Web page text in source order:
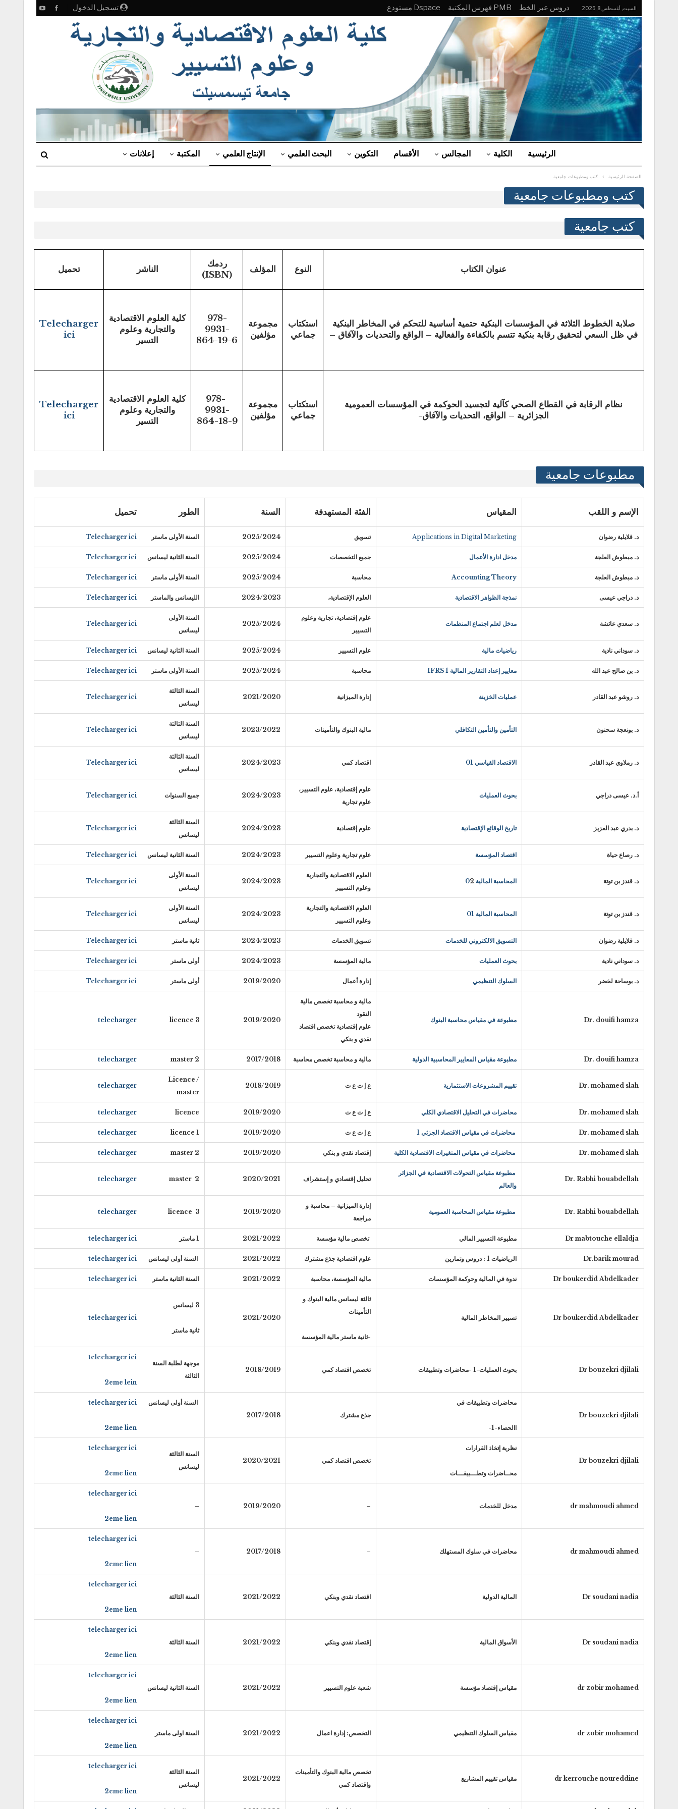
تسجيل الدخول السبت, أغسطس 8, 2026 دروس عبر الخط PMB فهرس المكتبة Dspace مستودع
الرئيسية الكلية المجالس الأقسام التكوين البحث العلمي الإنتاج العلمي المكتبة إعلانات
الصفحة الرئيسية كتب ومطبوعات جامعية
كتب ومطبوعات جامعية
كتب جامعية
عنوان الكتاب النوع المؤلف
ردمك
(ISBN)
الناشر تحميل
صلابة الخطوط الثلاثة في المؤسسات البنكية حتمية أساسية للتحكم في المخاطر البنكية
في ظل السعي لتحقيق رقابة بنكية تتسم بالكفاءة والفعالية – الواقع والتحديات والآفاق –
استكتاب
جماعي
مجموعة
مؤلفين
978-
9931-
864-19-6
كلية العلوم الاقتصادية
والتجارية وعلوم
التسير
Telecharger
ici
نظام الرقابة في القطاع الصحي كآلية لتجسيد الحوكمة في المؤسسات العمومية
الجزائرية – الواقع، التحديات والآفاق-
استكتاب
جماعي
مجموعة
مؤلفين
978-
9931-
864-18-9
كلية العلوم الاقتصادية
والتجارية وعلوم
التسير
Telecharger
ici
مطبوعات جامعية
الإسم و اللقب المقياس الفئة المستهدفة السنة الطور تحميل
د. قلايلية رضوان Applications in Digital Marketing تسويق 2025/2024 السنة الأولى ماستر Telecharger ici
د. مبطوش العلجة مدخل ادارة الأعمال جميع التخصصات 2025/2024 السنة الثانية ليسانس Telecharger ici
د. مبطوش العلجة Accounting Theory محاسبة 2025/2024 السنة الأولى ماستر Telecharger ici
د. دراجي عيسى نمذجة الظواهر الاقتصادية العلوم الإقتصادية، 2024/2023 الليسانس والماستر Telecharger ici
د. سعدي عائشة مدخل لعلم اجتماع المنظمات
علوم إقتصادية، تجارية وعلوم
التسيير
2025/2024
السنة الأولى
ليسانس
Telecharger ici
د. سوداني نادية رياضيات مالية علوم التسيير 2025/2024 السنة الثانية ليسانس Telecharger ici
د. بن صالح عبد الله معايير إعداد التقارير المالية IFRS 1 محاسبة 2025/2024 السنة الأولى ماستر Telecharger ici
د. روشو عبد القادر عمليات الخزينة إدارة الميزانية 2021/2020
السنة الثالثة
ليسانس
Telecharger ici
د. بونعجة سحنون التأمين والتأمين التكافلي مالية البنوك والتأمينات 2023/2022
السنة الثالثة
ليسانس
Telecharger ici
د. رملاوي عبد القادر الاقتصاد القياسي 01 اقتصاد كمي 2024/2023
السنة الثالثة
ليسانس
Telecharger ici
أ.د. عيسى دراجي بحوث العمليات
علوم إقتصادية، علوم التسيير،
علوم تجارية
2024/2023 جميع السنوات Telecharger ici
د. بدري عبد العزيز تاريخ الوقائع الإقتصادية علوم إقتصادية 2024/2023
السنة الثالثة
ليسانس
Telecharger ici
د. رصاع حياة اقتصاد المؤسسة علوم تجارية وعلوم التسيير 2024/2023 السنة الثانية ليسانس Telecharger ici
د. قندز بن توتة المحاسبة المالية 0 2
العلوم الاقتصادية والتجارية
وعلوم التسيير
2024/2023
السنة الأولى
ليسانس
Telecharger ici
د. قندز بن توتة المحاسبة المالية 01
العلوم الاقتصادية والتجارية
وعلوم التسيير
2024/2023
السنة الأولى
ليسانس
Telecharger ici
د. قلايلية رضوان التسويق الالكتروني للخدمات تسويق الخدمات 2024/2023 ثانية ماستر Telecharger ici
د. سوداني نادية بحوث العمليات مالية المؤسسة 2024/2023 أولى ماستر Telecharger ici
د. بوساحة لخضر السلوك التنظيمي إدارة أعمال 2019/2020 أولى ماستر Telecharger ici
Dr. douifi hamza مطبوعة في مقياس محاسبة البنوك
مالية و محاسبة تخصص مالية
النقود
علوم إقتصادية تخصص اقتصاد
نقدي و بنكي
2019/2020
3 licence
telecharger
Dr. douifi hamza مطبوعة مقياس المعايير المحاسبية الدولية مالية و محاسبة تخصص محاسبة 2017/2018
2 master
telecharger
Dr. mohamed slah تقييم المشروعات الاستثمارية ع إ ت ع ت 2018/2019
Licence /
master
telecharger
Dr. mohamed slah محاضرات في التحليل الاقتصادي الكلي ع إ ت ع ت 2019/2020
licence
telecharger
Dr. mohamed slah محاضرات في مقياس الاقتصاد الجزئي 1 ع إ ت ع ت 2019/2020
1 licence
telecharger
Dr. mohamed slah محاضرات في مقياس المتغيرات الاقتصادية الكلية إقتصاد نقدي و بنكي 2019/2020
2 master
telecharger
Dr. Rabhi bouabdellah
مطبوعة مقياس التحولات الاقتصادية في الجزائر
والعالم
تحليل إقتصادي و إستشراف 2020/2021
2 master
telecharger
Dr. Rabhi bouabdellah مطبوعة مقياس المحاسبة العمومية
إدارة الميزانية – محاسبة و
مراجعة
2019/2020
3 licence
telecharger
Dr mabtouche ellaldja مطبوعة التسيير المالي تخصص مالية مؤسسة 2021/2022 1 ماستر telecharger ici
Dr.barik mourad الرياضيات 1 : دروس وتمارين علوم اقتصادية جذع مشترك 2021/2022 السنة أولى ليسانس telecharger ici
Dr boukerdid Abdelkader ندوة في المالية وحوكمة المؤسسات مالية المؤسسة، محاسبة 2021/2022 السنة الثانية ماستر telecharger ici
Dr boukerdid Abdelkader تسيير المخاطر المالية
ثالثة ليسانس مالية البنوك و
التأمينات
-ثانية ماستر مالية المؤسسة
2021/2020
3 ليسانس
ثانية ماستر
telecharger ici
Dr bouzekri djilali بحوث العمليات-1 -محاضرات وتطبيقات تخصص اقتصاد كمي 2018/2019
موجهة لطلبة السنة
الثالثة
telecharger ici
2eme lein
Dr bouzekri djilali
محاضرات وتطبيقات في
االحصاء-1-
جذع مشترك 2017/2018
السنة أولى ليسانس telecharger ici
2eme lien
Dr bouzekri djilali
نظرية إتخاذ القرارات
محــاضرات وتطـــبيقـــات
تخصص اقتصاد كمي 2020/2021
السنة الثالثة
ليسانس
telecharger ici
2eme lien
dr mahmoudi ahmed مدخل للخدمات –
2019/2020
–
telecharger ici
2eme lien
dr mahmoudi ahmed محاضرات في سلوك المستهلك –
2017/2018
–
telecharger ici
2eme lien
Dr soudani nadia المالية الدولية اقتصاد نقدي وبنكي 2021/2022 السنة الثالثة
telecharger ici
2eme lien
Dr soudani nadia الأسواق المالية إقتصاد نقدي وبنكي 2021/2022 السنة الثالثة
telecharger ici
2eme lien
dr zobir mohamed مقياس إقتصاد مؤسسة شعبة علوم التسيير 2021/2022 السنة الثانية ليسانس
telecharger ici
2eme lien
dr zobir mohamed مقياس السلوك التنظيمي التخصص: إدارة اعمال 2021/2022 السنة اولى ماستر
telecharger ici
2eme lien
dr kerrouche noureddine مقياس تقييم المشاريع
تخصص مالية البنوك والتأمينات
واقتصاد كمي
2021/2022
السنة الثالثة
ليسانس
telecharger ici
2eme lien